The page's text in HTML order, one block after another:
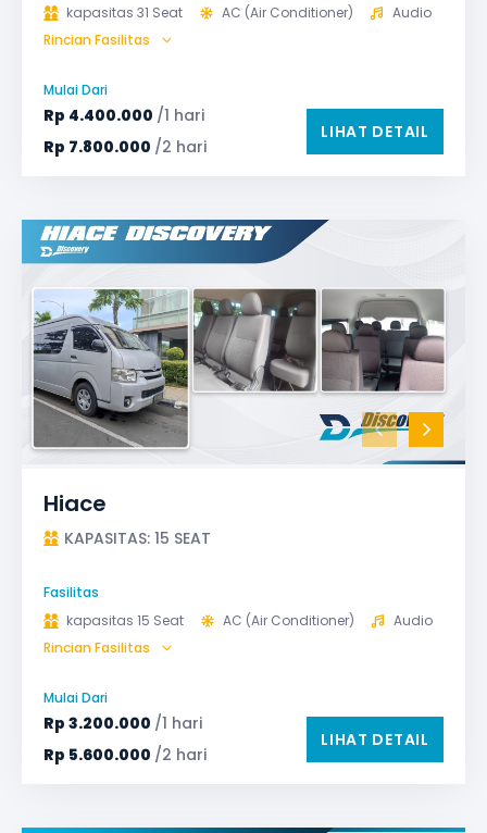
kapasitas 31 Seat
AC (Air Conditioner)
Audio
Bagasi
GPS
Safety Tools (P3K, Windows Breaker, dll)
TV LED & Android System
Water Dispenser
Rincian Fasilitas
Mulai Dari
Rp 4.400.000 /1 hari
Rp 7.800.000 /2 hari
LIHAT DETAIL
Hiace
KAPASITAS: 15 SEAT
Fasilitas
kapasitas 15 Seat
AC (Air Conditioner)
Audio
Bantal & Selimut (optional)
Safety Tools (P3K, Windows Breaker, dll)
TV LED & Android System
Rincian Fasilitas
Mulai Dari
Rp 3.200.000 /1 hari
Rp 5.600.000 /2 hari
LIHAT DETAIL